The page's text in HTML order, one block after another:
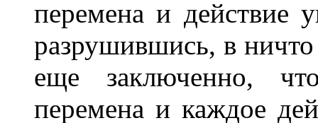
перемена и действие
разрушившись, в
еще заключенно,
перемена и каждое